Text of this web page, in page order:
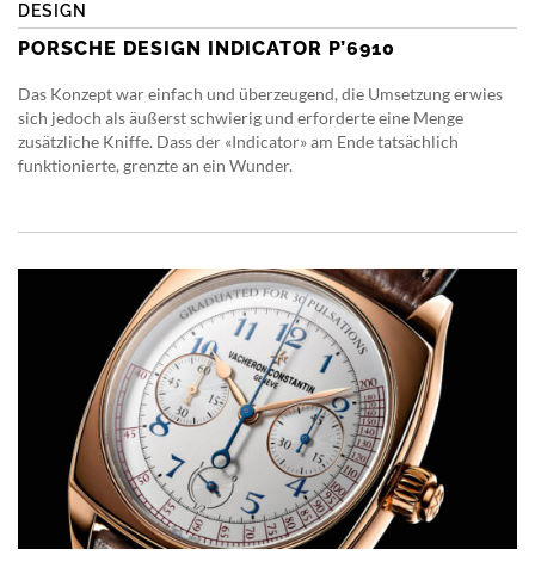
DESIGN
PORSCHE DESIGN INDICATOR P’6910
Das Konzept war einfach und überzeugend, die Umsetzung erwies
sich jedoch als äußerst schwierig und erforderte eine Menge
zusätzliche Kniffe. Dass der «Indicator» am Ende tatsächlich
funktionierte, grenzte an ein Wunder.